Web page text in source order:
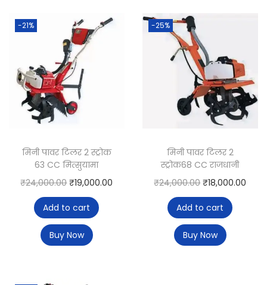
-21%
मिनी पावर टिलर 2 स्ट्रोक
63 CC मित्सुयामा
₹24,000.00 ₹19,000.00
Add to cart
Buy Now
-25%
मिनी पावर टिलर 2
स्ट्रोक68 CC राजधानी
₹24,000.00 ₹18,000.00
Add to cart
Buy Now